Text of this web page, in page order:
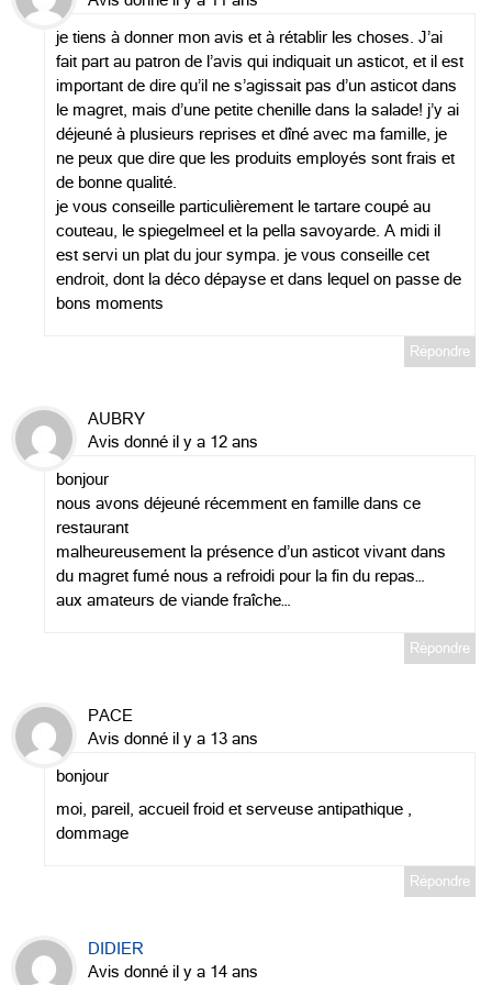
je tiens à donner mon avis et à rétablir les choses. J’ai
fait part au patron de l’avis qui indiquait un asticot, et il est
important de dire qu’il ne s’agissait pas d’un asticot dans
le magret, mais d’une petite chenille dans la salade! j’y ai
déjeuné à plusieurs reprises et dîné avec ma famille, je
ne peux que dire que les produits employés sont frais et
de bonne qualité.
je vous conseille particulièrement le tartare coupé au
couteau, le spiegelmeel et la pella savoyarde. A midi il
est servi un plat du jour sympa. je vous conseille cet
endroit, dont la déco dépayse et dans lequel on passe de
bons moments
Répondre
AUBRY
Avis donné il y a 12 ans
bonjour
nous avons déjeuné récemment en famille dans ce
restaurant
malheureusement la présence d’un asticot vivant dans
du magret fumé nous a refroidi pour la fin du repas…
aux amateurs de viande fraîche…
Répondre
PACE
Avis donné il y a 13 ans
bonjour
moi, pareil, accueil froid et serveuse antipathique ,
dommage
Répondre
DIDIER
Avis donné il y a 14 ans